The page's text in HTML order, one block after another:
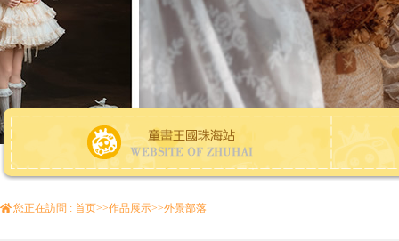
您正在訪問 : 首页>>作品展示>>外景部落